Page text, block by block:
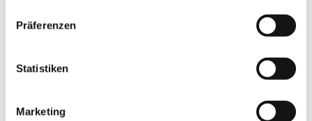
Präferenzen
Statistiken
Marketing
Ausbildung planen
Auszubildenden durchführen
Ausbildereignungsschein